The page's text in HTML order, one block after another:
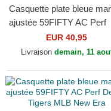
Casquette plate bleue
ajustée 59FIFTY AC Perf
New York Yankees MLB
New Era
EUR 40,95
Livraison demain, 11